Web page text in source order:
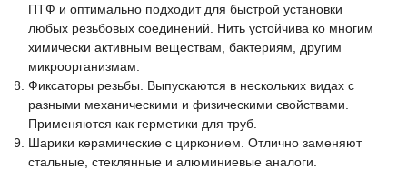
ПТФ и оптимально подходит для быстрой установки
любых резьбовых соединений. Нить устойчива ко многим
химически активным веществам, бактериям, другим
микроорганизмам.
Фиксаторы резьбы. Выпускаются в нескольких видах с
разными механическими и физическими свойствами.
Применяются как герметики для труб.
Шарики керамические с цирконием. Отлично заменяют
стальные, стеклянные и алюминиевые аналоги.